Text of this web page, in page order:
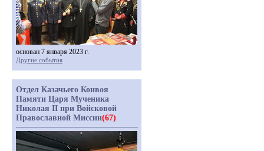
основан 7 января 2023 г.
Другие события
Отдел Казачьего Конвоя
Памяти Царя Мученика
Николая II при Войсковой
Православной Миссии(67)